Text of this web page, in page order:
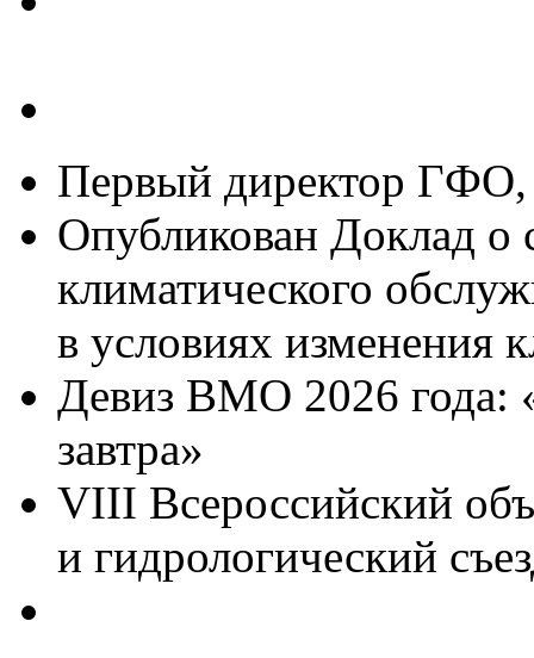
Первый директор
Опубликован Доклад о
климатического
в условиях изменения
Девиз ВМО 2026 года:
завтра»
VIII Всероссийский
и гидрологический